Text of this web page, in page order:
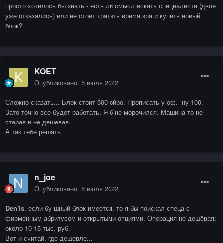
просто хотелось бы знать - есть ли смысл искать специалиста (двое
уже отказались) или не стоит тратить время зря и купить новый
блок?
KOET
Опубликовано: 5 июля 2022
Сложно сказать... Блок стоит 500 ойро. Прописать у оф. -ну 100.
Зато точно все будет работать. Я б не морочился. Машина то не
старая и не дешевая.
А так тебе решать.
n_joe
Опубликовано: 5 июля 2022
Den1s, если бу-шный блок имеется, то я бы поискал спеца с
фирменным абритусом и открытыми опциями. Операция не дешёвая:
около 10-15 тыс. руб.
Вот и считай, где дешевле...